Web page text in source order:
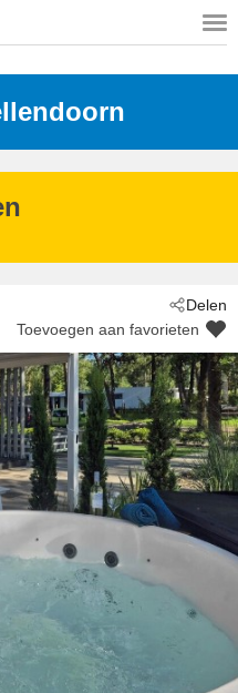
RW
Delen
Toevoegen aan favorieten